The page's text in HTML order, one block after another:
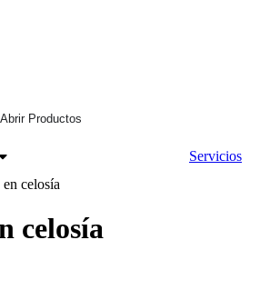
Abrir Productos
Servicios
celosía
celosía